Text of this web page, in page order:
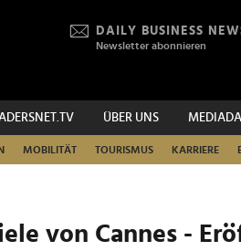
DAILY BUSINESS
Newsletter abonnieren
ÜBER UNS
MOBILITÄT TOURISMUS KARRIERE
von Cannes -